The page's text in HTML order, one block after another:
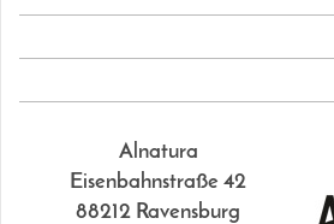
Alnatura
Eisenbahnstraße 42
88212 Ravensburg